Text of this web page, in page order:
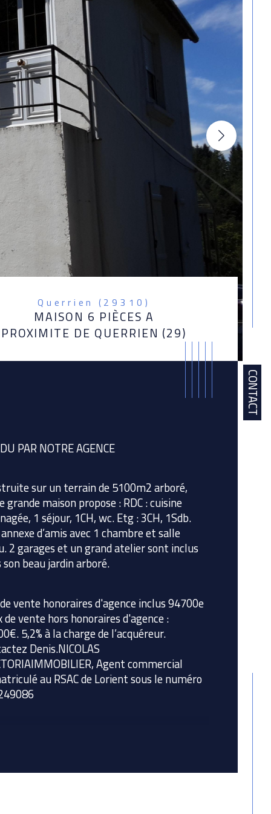
CONTACT
Querrien (29310)
MAISON 6 PIÈCES A
PROXIMITE DE QUERRIEN (29)
Valeurs
de chambre(s)
de pièces
de niveaux
PAR NOTRE AGENCE
sur un terrain de 5100m2 arboré,
grande maison propose : RDC : cuisine
1 séjour, 1CH, wc. Etg : 3CH, 1Sdb.
d’amis avec 1 chambre et salle
2 garages et un grand atelier sont inclus
son beau jardin arboré.
vente honoraires d'agence inclus 94700e
de vente hors honoraires d'agence :
5,2% à la charge de l’acquéreur.
Denis.NICOLAS
Agent commercial
au RSAC de Lorient sous le numéro